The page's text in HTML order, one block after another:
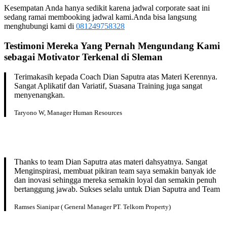
Kesempatan Anda hanya sedikit karena jadwal corporate saat ini
sedang ramai membooking jadwal kami.Anda bisa langsung
menghubungi kami di 081249758328
Testimoni Mereka Yang Pernah Mengundang Kami
sebagai Motivator Terkenal di Sleman
Terimakasih kepada Coach Dian Saputra atas Materi Kerennya.
Sangat Aplikatif dan Variatif, Suasana Training juga sangat
menyenangkan.
Taryono W, Manager Human Resources
Thanks to team Dian Saputra atas materi dahsyatnya. Sangat
Menginspirasi, membuat pikiran team saya semakin banyak ide
dan inovasi sehingga mereka semakin loyal dan semakin penuh
bertanggung jawab. Sukses selalu untuk Dian Saputra and Team
Ramses Sianipar ( General Manager PT. Telkom Property)